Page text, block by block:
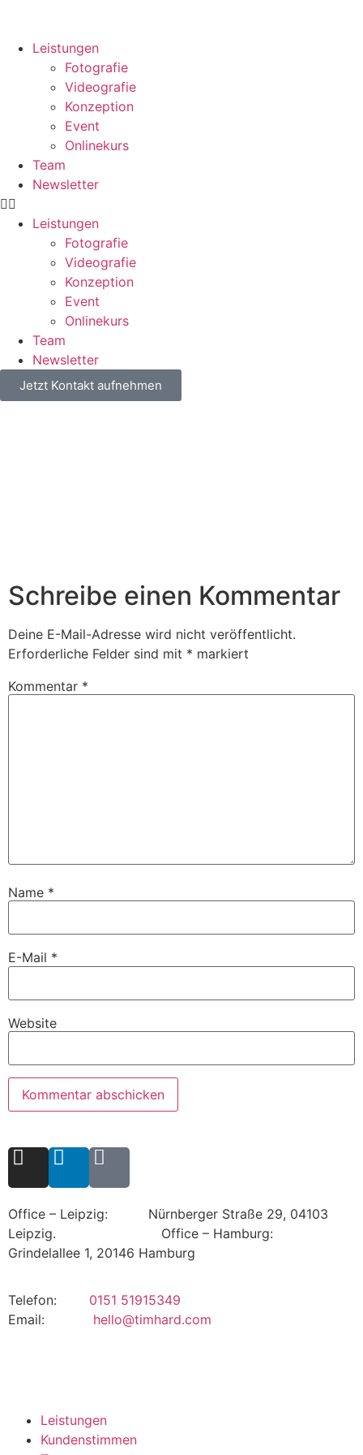
Leistungen
Fotografie
Videografie
Konzeption
Event
Onlinekurs
Team
Newsletter
Leistungen
Fotografie
Videografie
Konzeption
Event
Onlinekurs
Team
Newsletter
Jetzt Kontakt aufnehmen
Schreibe einen Kommentar
Deine E-Mail-Adresse wird nicht veröffentlicht.
Erforderliche Felder sind mit * markiert
Kommentar *
Name *
E-Mail *
Website
Telefon: 0151 51915349
Email: hello@timhard.com
Office – Leipzig: Nürnberger Straße 29, 04103
Leipzig. Office – Hamburg:
Grindelallee 1, 20146 Hamburg
Leistungen
Kundenstimmen